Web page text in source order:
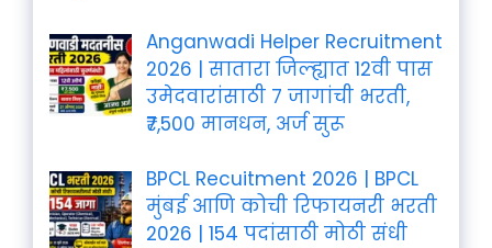
Anganwadi Helper Recruitment
2026 | सातारा जिल्ह्यात 12वी पास
उमेदवारांसाठी 7 जागांची भरती,
₹7,500 मानधन, अर्ज सुरू
BPCL Recuitment 2026 | BPCL
मुंबई आणि कोची रिफायनरी भरती
2026 | 154 पदांसाठी मोठी संधी